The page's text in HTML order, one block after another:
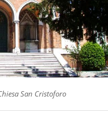
San Cristoforo